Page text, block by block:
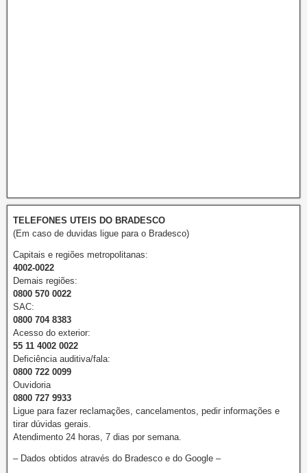
TELEFONES UTEIS DO BRADESCO
(Em caso de duvidas ligue para o Bradesco)
Capitais e regiões metropolitanas:
4002-0022
Demais regiões:
0800 570 0022
SAC:
0800 704 8383
Acesso do exterior:
55 11 4002 0022
Deficiência auditiva/fala:
0800 722 0099
Ouvidoria
0800 727 9933
Ligue para fazer reclamações, cancelamentos, pedir informações e
tirar dúvidas gerais.
Atendimento 24 horas, 7 dias por semana.
– Dados obtidos através do Bradesco e do Google –